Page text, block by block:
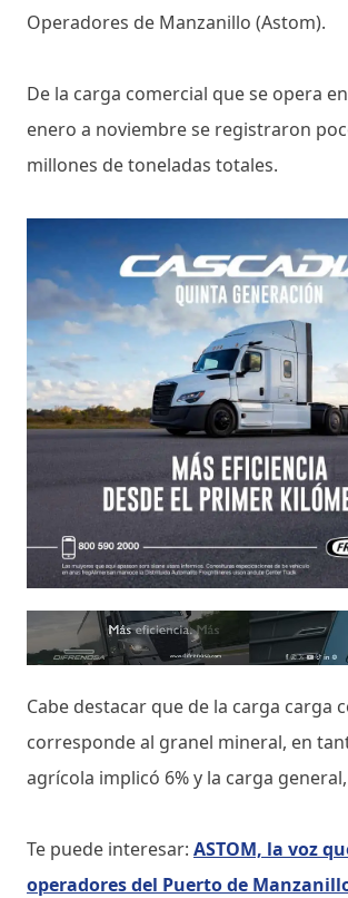
Operadores de Manzanillo (Astom).
De la carga comercial que se opera
enero a noviembre se registraron
millones de toneladas totales.
Cabe destacar que de la carga carga
corresponde al granel mineral, en
agrícola implicó 6% y la carga general,
Te puede interesar: ASTOM, la voz
operadores del Puerto de